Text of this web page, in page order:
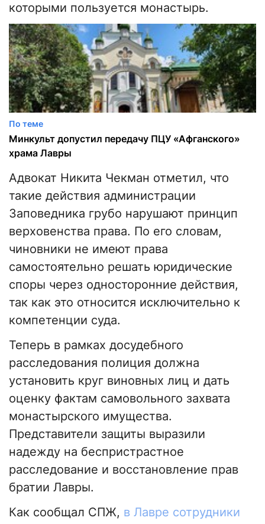
которыми пользуется монастырь.
По теме
Минкульт допустил передачу ПЦУ «Афганского»
храма Лавры
Адвокат Никита Чекман отметил, что
такие действия администрации
Заповедника грубо нарушают принцип
верховенства права. По его словам,
чиновники не имеют права
самостоятельно решать юридические
споры через односторонние действия,
так как это относится исключительно к
компетенции суда.
Теперь в рамках досудебного
расследования полиция должна
установить круг виновных лиц и дать
оценку фактам самовольного захвата
монастырского имущества.
Представители защиты выразили
надежду на беспристрастное
расследование и восстановление прав
братии Лавры.
Как сообщал СПЖ, в Лавре сотрудники